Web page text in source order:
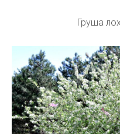
Груша